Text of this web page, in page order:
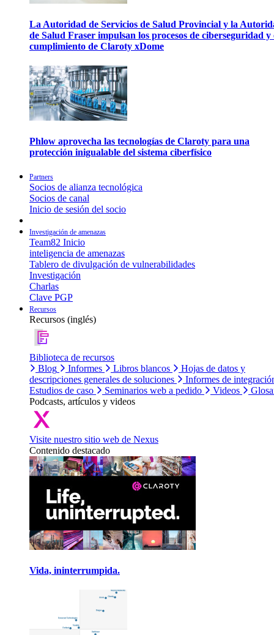
La Autoridad de Servicios de Salud Provincial y la
de Salud Fraser impulsan los procesos de ciberseguridad y
cumplimiento de Claroty xDome
Phlow aprovecha las tecnologías de Claroty para una
protección inigualable del sistema ciberfísico
Partners
Socios de alianza tecnológica
Socios de canal
Inicio de sesión del socio
Investigación de amenazas
Team82 Inicio
inteligencia de amenazas
Tablero de divulgación de vulnerabilidades
Investigación
Charlas
Clave PGP
Recursos
Recursos (inglés)
Biblioteca de recursos
Blog
Informes Libros blancos
Hojas de datos y
descripciones generales de soluciones
Informes de
Estudios de caso
Seminarios web a pedido Videos
Podcasts, artículos y videos
Visite nuestro sitio web de Nexus
Contenido destacado
Vida, ininterrumpida.